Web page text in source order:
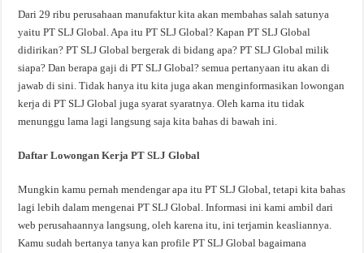
Dari 29 ribu perusahaan manufaktur kita akan membahas salah satunya
yaitu PT SLJ Global. Apa itu PT SLJ Global? Kapan PT SLJ Global
didirikan? PT SLJ Global bergerak di bidang apa? PT SLJ Global milik
siapa? Dan berapa gaji di PT SLJ Global? semua pertanyaan itu akan di
jawab di sini. Tidak hanya itu kita juga akan menginformasikan lowongan
kerja di PT SLJ Global juga syarat syaratnya. Oleh karna itu tidak
menunggu lama lagi langsung saja kita bahas di bawah ini.
Daftar Lowongan Kerja PT SLJ Global
Mungkin kamu pernah mendengar apa itu PT SLJ Global, tetapi kita bahas
lagi lebih dalam mengenai PT SLJ Global. Informasi ini kami ambil dari
web perusahaannya langsung, oleh karena itu, ini terjamin keasliannya.
Kamu sudah bertanya tanya kan profile PT SLJ Global bagaimana